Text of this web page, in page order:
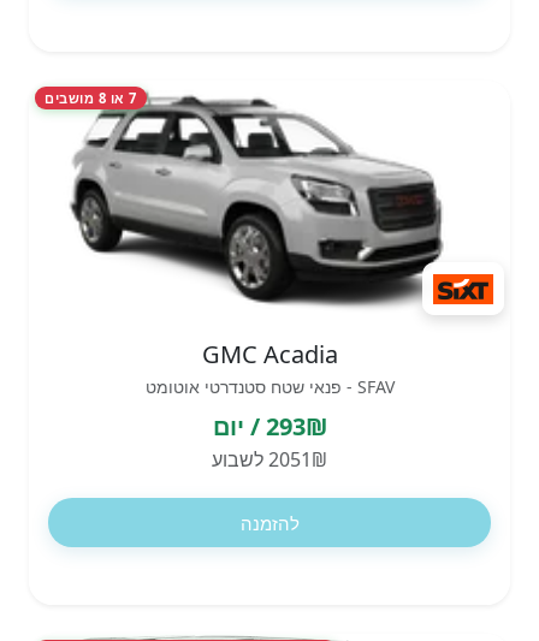
7 או 8 מושבים
GMC Acadia
SFAV - פנאי שטח סטנדרטי אוטומט
293₪ / יום
2051₪ לשבוע
להזמנה